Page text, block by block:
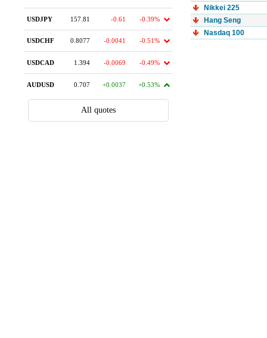
Nikkei 225
Hang Seng
Nasdaq 100